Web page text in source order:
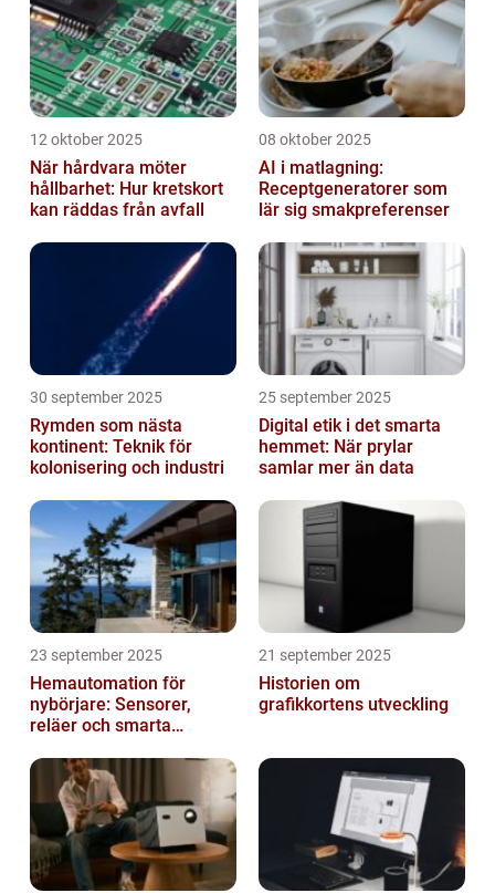
12 oktober 2025
När hårdvara möter
hållbarhet: Hur kretskort
kan räddas från avfall
08 oktober 2025
AI i matlagning:
Receptgeneratorer som
lär sig smakpreferenser
30 september 2025
Rymden som nästa
kontinent: Teknik för
kolonisering och industri
25 september 2025
Digital etik i det smarta
hemmet: När prylar
samlar mer än data
23 september 2025
Hemautomation för
nybörjare: Sensorer,
reläer och smarta
21 september 2025
Historien om
grafikkortens utveckling